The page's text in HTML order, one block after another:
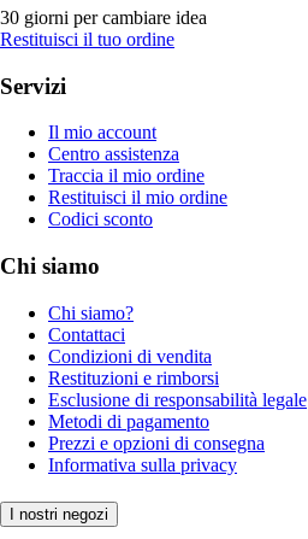
30 giorni per cambiare idea
Restituisci il tuo ordine
Servizi
Il mio account
Centro assistenza
Traccia il mio ordine
Restituisci il mio ordine
Codici sconto
Chi siamo
Chi siamo?
Contattaci
Condizioni di vendita
Restituzioni e rimborsi
Esclusione di responsabilità legale
Metodi di pagamento
Prezzi e opzioni di consegna
Informativa sulla privacy
I nostri negozi